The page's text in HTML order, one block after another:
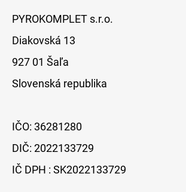
PYROKOMPLET s.r.o.
Diakovská 13
927 01 Šaľa
Slovenská republika
IČO: 36281280
DIČ: 2022133729
IČ DPH : SK2022133729